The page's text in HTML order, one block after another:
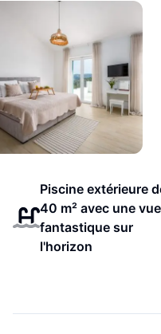
Piscine extérieure
40 m² avec une vue
fantastique sur
l'horizon